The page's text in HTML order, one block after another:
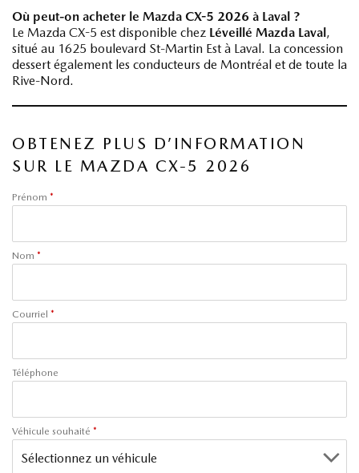
Où peut-on acheter le Mazda CX-5 2026 à Laval ?
Le Mazda CX-5 est disponible chez Léveillé Mazda Laval,
situé au 1625 boulevard St-Martin Est à Laval. La concession
dessert également les conducteurs de Montréal et de toute la
Rive-Nord.
OBTENEZ PLUS D’INFORMATION
SUR LE MAZDA CX-5 2026
Prénom *
Nom *
Courriel *
Téléphone
Véhicule souhaité *